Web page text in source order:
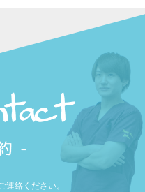
連絡ください。